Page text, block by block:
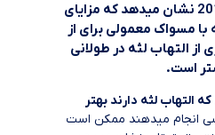
مزایای
مسواک معمولی برای از
از التهاب لثه در طولانی
است.
التهاب لثه دارند بهتر
انجام میدهند ممکن است